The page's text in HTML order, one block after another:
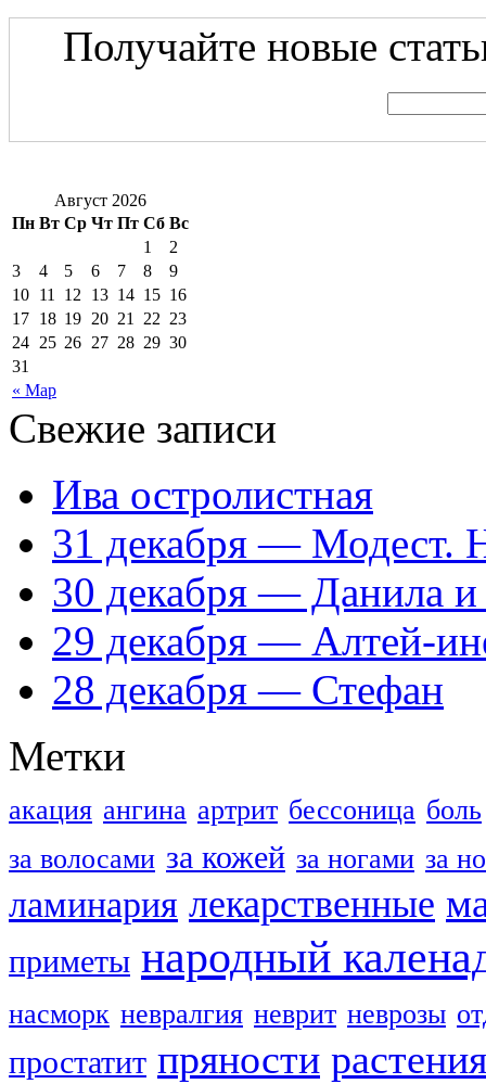
Получайте новые
Август 2026
Пн Вт Ср Чт Пт Сб Вс
« Мар
1
2
3
4 5 6 7 8
9
10 11 12 13 14 15 16
17 18 19 20 21 22 23
24 25 26 27 28 29 30
31
Свежие записи
Ива остролистная
31 декабря — Модест.
30 декабря — Данила
29 декабря — Алтей-
28 декабря — Стефан
Метки
акация ангина артрит бессоница боль
за волосами за кожей за ногами за
ламинария лекарственные
приметы народный
насморк невралгия неврит неврозы
простатит пряности растения